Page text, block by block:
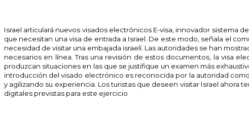
Israel articulará nuevos visados electrónicos E-visa, innovador sistema
que necesitan una visa de entrada a Israel. De este modo, señala el
necesidad de visitar una embajada israelí. Las autoridades se han
necesarios en línea. Tras una revisión de estos documentos, la visa
produzcan situaciones en las que se justifique un examen más
introducción del visado electrónico es reconocida por la autoridad
y agilizando su experiencia. Los turistas que deseen visitar Israel
digitales previstas para este ejercicio